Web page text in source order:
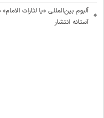
آلبوم بین‌المللی «یا لثارات
آستانه انتشار